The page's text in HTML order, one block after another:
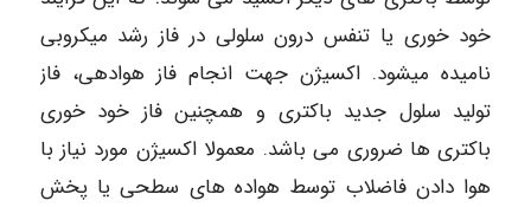
خود خوری یا تنفس درون سلولی در فاز رشد میکروبی
نامیده میشود. اکسیژن جهت انجام فاز هوادهی، فاز
تولید سلول جدید باکتری و همچنین فاز خود خوری
باکتری ها ضروری می باشد. معمولا اکسیژن مورد نیاز با
هوا دادن فاضلاب توسط هواده های سطحی یا پخش